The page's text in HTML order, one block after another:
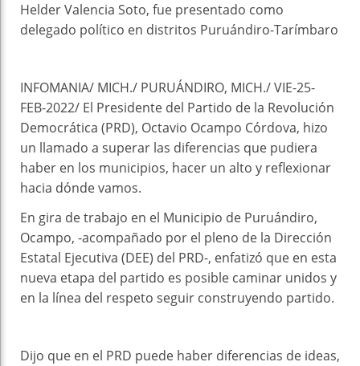
Helder Valencia Soto, fue presentado como
delegado político en distritos Puruándiro-Tarímbaro
INFOMANIA/ MICH./ PURUÁNDIRO, MICH./ VIE-25-
FEB-2022/ El Presidente del Partido de la Revolución
Democrática (PRD), Octavio Ocampo Córdova, hizo
un llamado a superar las diferencias que pudiera
haber en los municipios, hacer un alto y reflexionar
hacia dónde vamos.
En gira de trabajo en el Municipio de Puruándiro,
Ocampo, -acompañado por el pleno de la Dirección
Estatal Ejecutiva (DEE) del PRD-, enfatizó que en esta
nueva etapa del partido es posible caminar unidos y
en la línea del respeto seguir construyendo partido.
Dijo que en el PRD puede haber diferencias de ideas,